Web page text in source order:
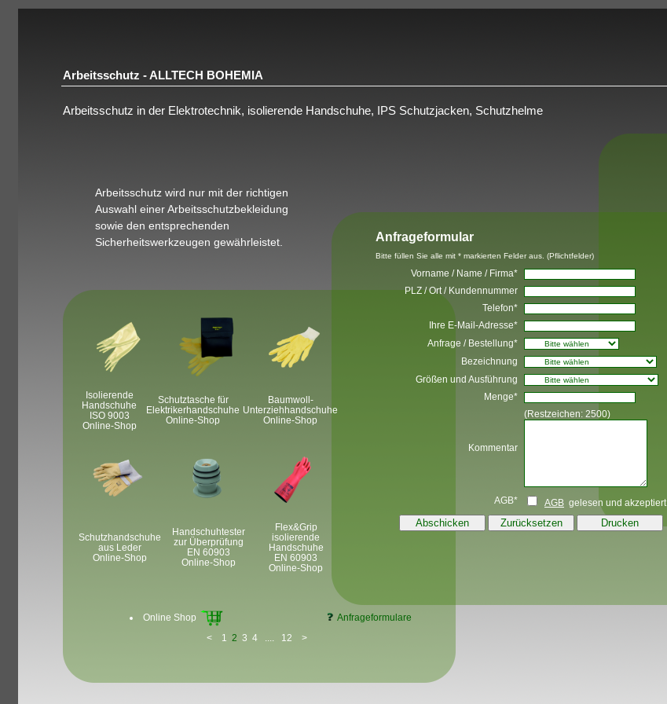
Arbeitsschutz - ALLTECH BOHEMIA
Arbeitsschutz in der Elektrotechnik, isolierende Handschuhe, IPS Schutzjacken, Schutzhelme
Arbeitsschutz wird nur mit der richtigen
Auswahl einer Arbeitsschutzbekleidung
sowie den entsprechenden
Sicherheitswerkzeugen gewährleistet.
Isolierende
Handschuhe
ISO 9003
Online-Shop
Schutztasche für
Elektrikerhandschuhe
Online-Shop
Baumwoll-
Unterziehhandschuhe
Online-Shop
Schutzhandschuhe
aus Leder
Online-Shop
Handschuhtester
zur Überprüfung
EN 60903
Online-Shop
Flex&Grip
isolierende
Handschuhe
EN 60903
Online-Shop
Anfrageformular
Bitte füllen Sie alle mit * markierten Felder aus. (Pflichtfelder)
Vorname / Name / Firma*
PLZ / Ort / Kundennummer
Telefon*
Ihre E-Mail-Adresse*
Anfrage / Bestellung*
Bezeichnung
Größen und Ausführung
Menge*
Kommentar
(Restzeichen: 2500)
AGB* AGB gelesen und akzeptiert
Online Shop
Anfrageformulare
<
1 2 3 4.... 12 >